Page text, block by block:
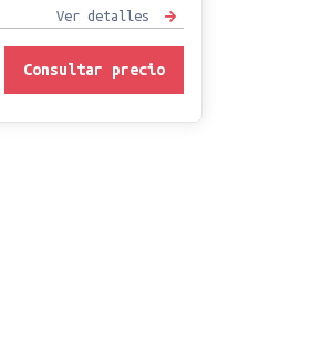
Ver detalles
Consultar precio